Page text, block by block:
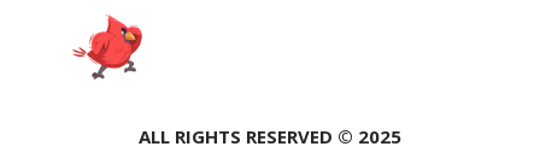
ALL RIGHTS RESERVED © 2025